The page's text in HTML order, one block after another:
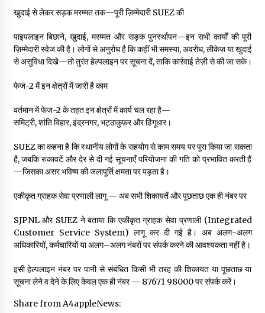
खुदाई से लेकर सड़क मरम्मत तक—पूरी ज़िम्मेदारी SUEZ की
पाइपलाइन बिछाने, खुदाई, मरम्मत और सड़क पुनर्स्थापन—इन सभी कार्यों की पूरी
ज़िम्मेदारी स्वेज की है। लोगों से अनुरोध है कि कहीं भी समस्या, अवरोध, लीकेज या खुदाई
से असुविधा दिखे—तो तुरंत हेल्पलाइन पर सूचना दें, ताकि कार्रवाई तेज़ी से की जा सके।
फेज-2 में इन क्षेत्रों में जारी है काम
वर्तमान में फेज-2 के तहत इन क्षेत्रों में कार्य चल रहा है—
समिट्री, शांति विहार, इंद्रनगर, भट्ठाकुफ़र और ढिंगूधार।
SUEZ का कहना है कि स्थानीय लोगों के सहयोग से काम समय पर पूरा किया जा सकता
है, जबकि रुकावटें और देर से दी गई सूचनाएँ परियोजना की गति को प्रभावित करती हैं
—जिसका असर भविष्य की जलापूर्ति क्षमता पर पड़ता है।
एकीकृत ग्राहक सेवा प्रणाली लागू — अब सभी शिकायतें और पूछताछ एक ही नंबर पर
SJPNL और SUEZ ने बताया कि एकीकृत ग्राहक सेवा प्रणाली (Integrated
Customer Service System) लागू कर दी गई है। अब अलग-अलग
अधिकारियों, कर्मचारियों या अलग–अलग नंबरों पर संपर्क करने की आवश्यकता नहीं है।
इसी हेल्पलाइन नंबर पर पानी से संबंधित किसी भी तरह की शिकायत या पूछताछ या
सूचना लेने व देने के लिए केवल एक ही नंबर — 87671 98000 पर संपर्क करें।
Share from A4appleNews: